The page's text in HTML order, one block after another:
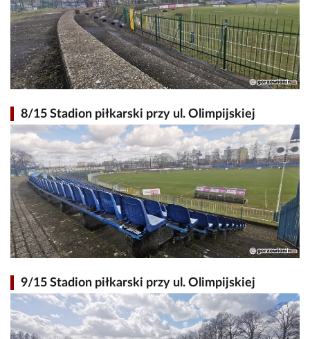
8/15 Stadion piłkarski przy ul. Olimpijskiej
9/15 Stadion piłkarski przy ul. Olimpijskiej